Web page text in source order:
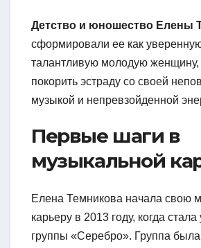
Детство и юношество Елены
сформировали ее как
талантливую молодую женщину,
покорить эстраду со своей
музыкой и непревзойденной
Первые шаги в
музыкальной
Елена Темникова начала свою
карьеру в 2013 году, когда стала
группы «Серебро». Группа